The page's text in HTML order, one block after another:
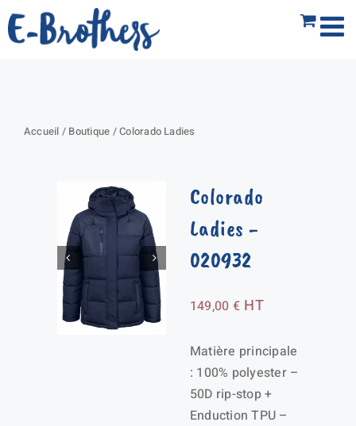
Passer
au
Accueil / Boutique /Colorado Ladies
Colorado
Ladies -
020932
149,00 € HT
Matière principale
: 100% polyester –
50D rip-stop +
Enduction TPU –